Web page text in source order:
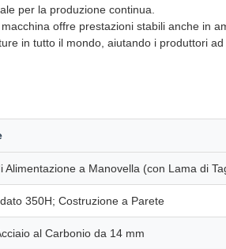
per la produzione continua.
offre prestazioni stabili anche in
in tutto il mondo, aiutando i produttori
Alimentazione a Manovella (con Lama di
350H; Costruzione a Parete
al Carbonio da 14 mm